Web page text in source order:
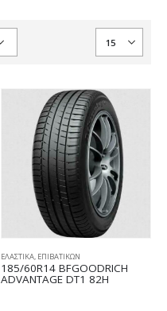
ΕΛΑΣΤΙΚΑ, ΕΠΙΒΑΤΙΚΩΝ
185/60R14 BFGOODRICH
ADVANTAGE DT1 82H